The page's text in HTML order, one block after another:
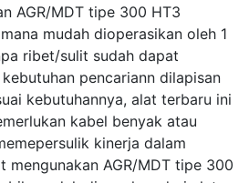
AGR/MDT tipe 300 HT3
mudah dioperasikan oleh 1
ribet/sulit sudah dapat
pencariann dilapisan
kebutuhannya, alat terbaru ini
kabel benyak atau
kinerja dalam
mengunakan AGR/MDT tipe 300